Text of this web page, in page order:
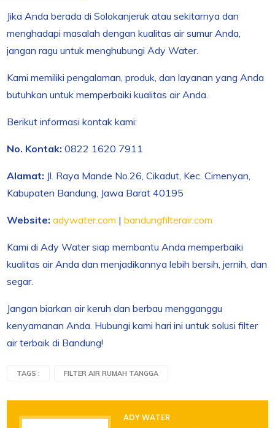
Jika Anda berada di Solokanjeruk atau sekitarnya dan
menghadapi masalah dengan kualitas air sumur Anda,
jangan ragu untuk menghubungi Ady Water.
Kami memiliki pengalaman, produk, dan layanan yang Anda
butuhkan untuk memperbaiki kualitas air Anda.
Berikut informasi kontak kami:
No. Kontak: 0822 1620 7911
Alamat: Jl. Raya Mande No.26, Cikadut, Kec. Cimenyan,
Kabupaten Bandung, Jawa Barat 40195
Website: adywater.com |bandungfilterair.com
Kami di Ady Water siap membantu Anda memperbaiki
kualitas air Anda dan menjadikannya lebih bersih, jernih, dan
segar.
Jangan biarkan air keruh dan berbau mengganggu
kenyamanan Anda. Hubungi kami hari ini untuk solusi filter
air terbaik di Bandung!
TAGS : FILTER AIR RUMAH TANGGA
ADY WATER